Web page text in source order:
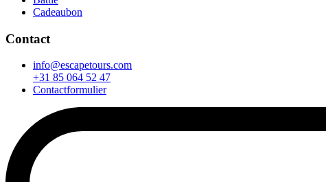
Cadeaubon
Contact
info@escapetours.com
+31 85 064 52 47
Contactformulier